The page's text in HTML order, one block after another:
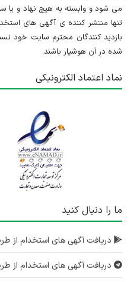
می شود و وابسته به هیچ نهاد و یا
تنها منتشر کننده ی آگهی های
بازدید کنندگان محترم سایت خود
شده در آن هوشیار باشند.
نماد اعتماد الکترونیکی
ما را دنبال کنید
دریافت آگهی های استخدام از
دریافت آگهی های استخدام از